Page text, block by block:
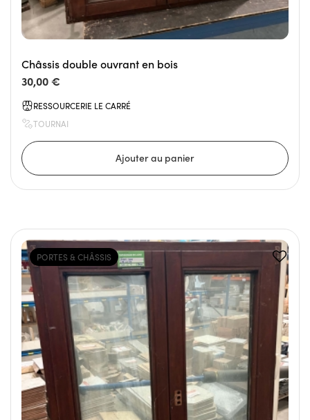
Châssis double ouvrant en bois
30,00 €
RESSOURCERIE LE CARRÉ
TOURNAI
PORTES & CHÂSSIS